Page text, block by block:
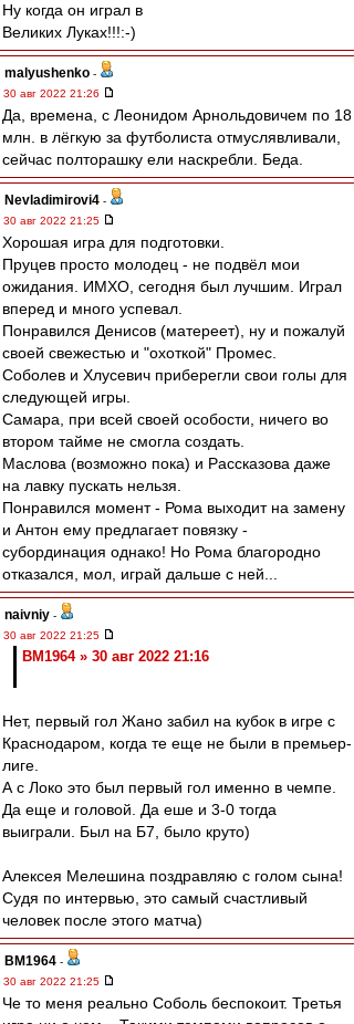
Ну когда он играл в
Великих Луках!!!:-)
malyushenko -
30 авг 2022 21:26
Да, времена, с Леонидом Арнольдовичем по 18
млн. в лёгкую за футболиста отмуслявливали,
сейчас полторашку ели наскребли. Беда.
Nevladimirovi4 -
30 авг 2022 21:25
Хорошая игра для подготовки.
Пруцев просто молодец - не подвёл мои
ожидания. ИМХО, сегодня был лучшим. Играл
вперед и много успевал.
Понравился Денисов (матереет), ну и пожалуй
своей свежестью и "охоткой" Промес.
Соболев и Хлусевич приберегли свои голы для
следующей игры.
Самара, при всей своей особости, ничего во
втором тайме не смогла создать.
Маслова (возможно пока) и Рассказова даже
на лавку пускать нельзя.
Понравился момент - Рома выходит на замену
и Антон ему предлагает повязку -
субординация однако! Но Рома благородно
отказался, мол, играй дальше с ней...
naivniy -
30 авг 2022 21:25
BM1964 » 30 авг 2022 21:16
Нет, первый гол Жано забил на кубок в игре с
Краснодаром, когда те еще не были в премьер-
лиге.
А с Локо это был первый гол именно в чемпе.
Да еще и головой. Да еше и 3-0 тогда
выиграли. Был на Б7, было круто)
Алексея Мелешина поздравляю с голом сына!
Судя по интервью, это самый счастливый
человек после этого матча)
BM1964 -
30 авг 2022 21:25
Че то меня реально Соболь беспокоит. Третья